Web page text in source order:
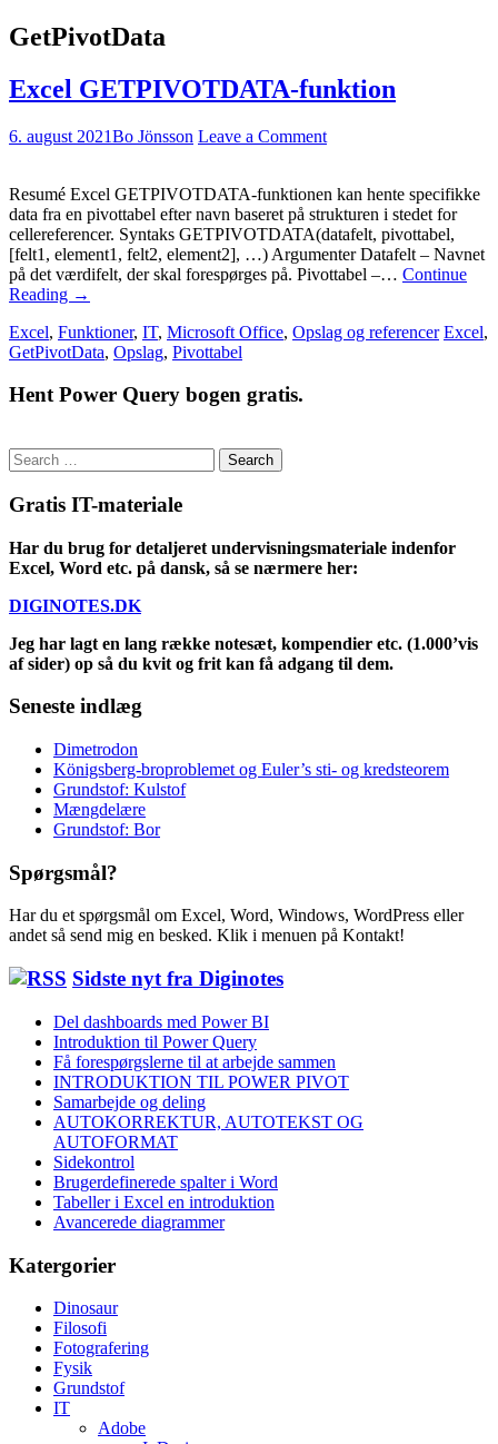
GetPivotData
Excel GETPIVOTDATA-funktion
6. august 2021Bo Jönsson Leave a Comment
Resumé Excel GETPIVOTDATA-funktionen kan hente specifikke
data fra en pivottabel efter navn baseret på strukturen i stedet for
cellereferencer. Syntaks GETPIVOTDATA(datafelt, pivottabel,
[felt1, element1, felt2, element2], …) Argumenter Datafelt – Navnet
på det værdifelt, der skal forespørges på. Pivottabel –… Continue
Reading →
Excel, Funktioner, IT, Microsoft Office, Opslag og referencer Excel,
GetPivotData, Opslag, Pivottabel
Hent Power Query bogen gratis.
Search
for:
Gratis IT-materiale
Har du brug for detaljeret undervisningsmateriale indenfor
Excel, Word etc. på dansk, så se nærmere her:
DIGINOTES.DK
Jeg har lagt en lang række notesæt, kompendier etc. (1.000’vis
af sider) op så du kvit og frit kan få adgang til dem.
Seneste indlæg
Dimetrodon
Königsberg-broproblemet og Euler’s sti- og kredsteorem
Grundstof: Kulstof
Mængdelære
Grundstof: Bor
Spørgsmål?
Har du et spørgsmål om Excel, Word, Windows, WordPress eller
andet så send mig en besked. Klik i menuen på Kontakt!
Sidste nyt fra Diginotes
Del dashboards med Power BI
Introduktion til Power Query
Få forespørgslerne til at arbejde sammen
INTRODUKTION TIL POWER PIVOT
Samarbejde og deling
AUTOKORREKTUR, AUTOTEKST OG
AUTOFORMAT
Sidekontrol
Brugerdefinerede spalter i Word
Tabeller i Excel en introduktion
Avancerede diagrammer
Katergorier
Dinosaur
Filosofi
Fotografering
Fysik
Grundstof
IT
Adobe